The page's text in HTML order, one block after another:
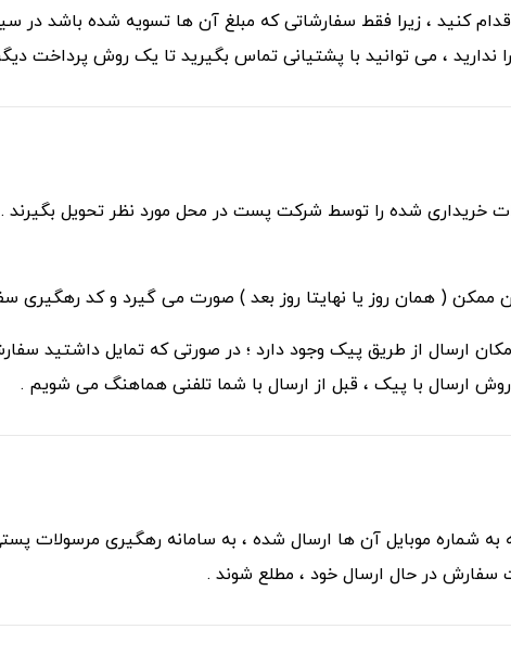
کنید ، زیرا فقط سفارشاتی که مبلغ آن ها تسویه شده باشد در
ندارید ، می توانید با پشتیانی تماس بگیرید تا یک روش پرداخت
خریداری شده را توسط شرکت پست در محل مورد نظر تحویل
( همان روز یا نهایتا روز بعد ) صورت می گیرد و کد
ارسال از طریق پیک وجود دارد ؛ در صورتی که تمایل داشتید
ارسال با پیک ، قبل از ارسال با شما تلفنی هماهنگ می شویم .
به شماره موبایل آن ها ارسال شده ، به سامانه رهگیری مرسولات